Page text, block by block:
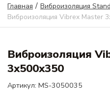
Каталог продукции
Главная
Галерея
Распродажа
Виброизоляция
Standart line
Business line
Premium line
Главная / Виброизоляция
Виброизоляция Vibrex Master
Виброизоляция
3x500x350
Артикул: MS-3050035